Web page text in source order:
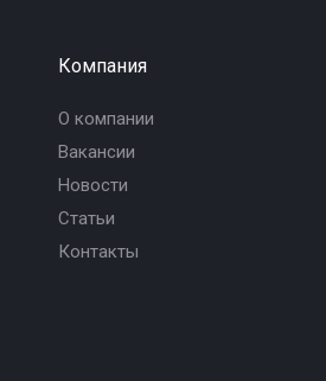
Компания
О компании
Вакансии
Новости
Статьи
Контакты